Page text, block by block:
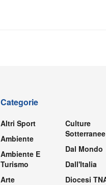
Categorie
Altri Sport
Ambiente
Ambiente E
Turismo
Arte
Culture
Sotterranee
Dal Mondo
Dall'Italia
Diocesi